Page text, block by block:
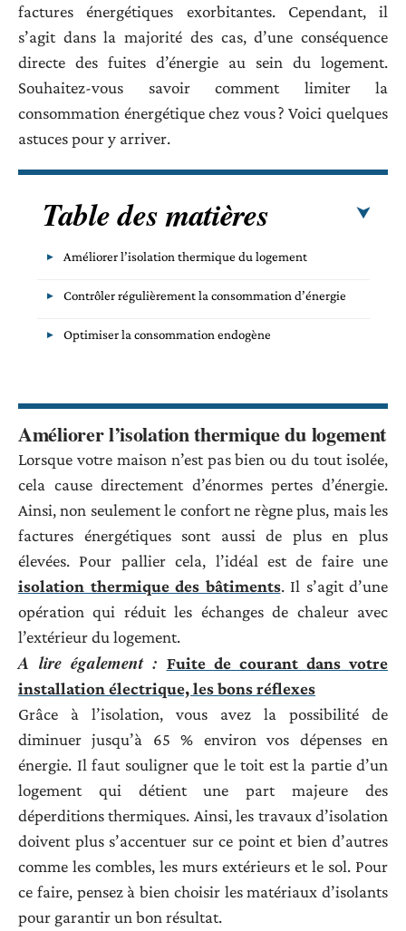
factures énergétiques exorbitantes. Cependant, il
s’agit dans la majorité des cas, d’une conséquence
directe des fuites d’énergie au sein du logement.
Souhaitez-vous savoir comment limiter la
consommation énergétique chez vous ? Voici quelques
astuces pour y arriver.
Table des matières
Améliorer l’isolation thermique du logement
Contrôler régulièrement la consommation d’énergie
Optimiser la consommation endogène
Améliorer l’isolation thermique du logement
Lorsque votre maison n’est pas bien ou du tout isolée,
cela cause directement d’énormes pertes d’énergie.
Ainsi, non seulement le confort ne règne plus, mais les
factures énergétiques sont aussi de plus en plus
élevées. Pour pallier cela, l’idéal est de faire une
isolation thermique des bâtiments. Il s’agit d’une
opération qui réduit les échanges de chaleur avec
l’extérieur du logement.
A lire également : Fuite de courant dans votre
installation électrique, les bons réflexes
Grâce à l’isolation, vous avez la possibilité de
diminuer jusqu’à 65 % environ vos dépenses en
énergie. Il faut souligner que le toit est la partie d’un
logement qui détient une part majeure des
déperditions thermiques. Ainsi, les travaux d’isolation
doivent plus s’accentuer sur ce point et bien d’autres
comme les combles, les murs extérieurs et le sol. Pour
ce faire, pensez à bien choisir les matériaux d’isolants
pour garantir un bon résultat.